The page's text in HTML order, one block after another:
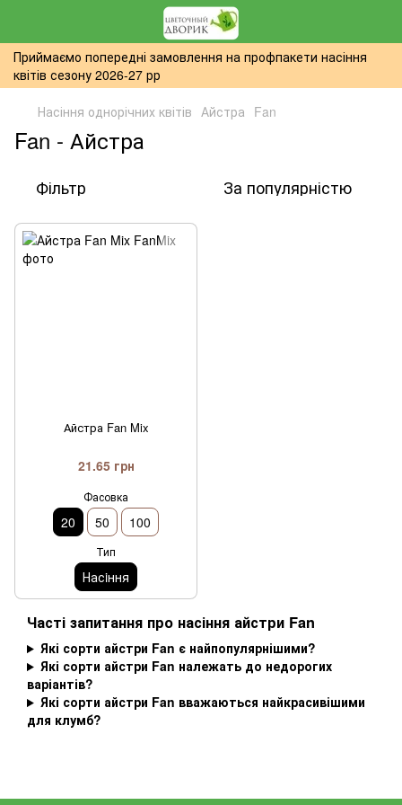
Приймаємо попередні замовлення на профпакети насіння
квітів сезону 2026-27 рр
Насіння однорічних квітів Айстра Fan
Fan - Айстра
Фільтр За популярністю
Айстра Fan Mix
21.65 грн
Фасовка
20 50 100
Тип
Насiння
Часті запитання про насіння айстри Fan
Які сорти айстри Fan є найпопулярнішими?
Які сорти айстри Fan належать до недорогих
варіантів?
Які сорти айстри Fan вважаються найкрасивішими
для клумб?